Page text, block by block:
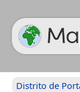
Distrito de